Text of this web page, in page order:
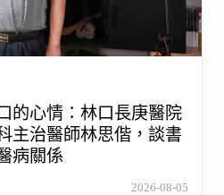
的心情：林口長庚醫院
主治醫師林思偕，談書
病關係
2026-08-05